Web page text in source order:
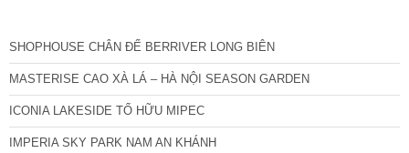
SHOPHOUSE CHÂN ĐẾ BERRIVER LONG BIÊN
MASTERISE CAO XÀ LÁ – HÀ NỘI SEASON GARDEN
ICONIA LAKESIDE TỐ HỮU MIPEC
IMPERIA SKY PARK NAM AN KHÁNH